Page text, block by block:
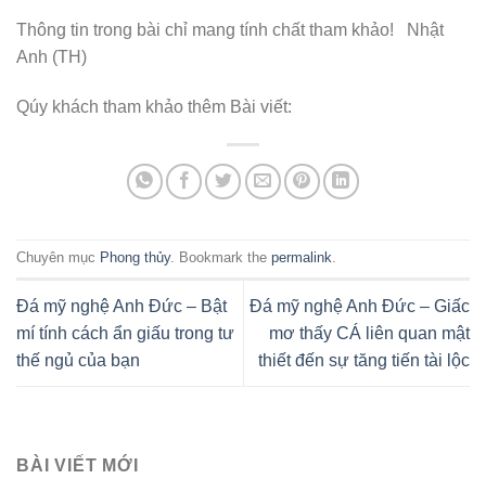
Thông tin trong bài chỉ mang tính chất tham khảo! Nhật
Anh (TH)
Qúy khách tham khảo thêm Bài viết:
Chuyên mục Phong thủy. Bookmark the permalink.
Đá mỹ nghệ Anh Đức – Bật
mí tính cách ẩn giấu trong tư
thế ngủ của bạn
Đá mỹ nghệ Anh Đức – Giấc
mơ thấy CÁ liên quan mật
thiết đến sự tăng tiến tài lộc
BÀI VIẾT MỚI